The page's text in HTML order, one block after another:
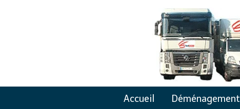
Accueil Déménagement